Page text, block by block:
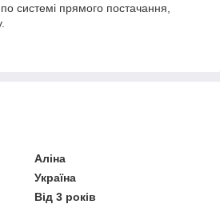
системі прямого постачання,
Аліна
Україна
Від 3 років